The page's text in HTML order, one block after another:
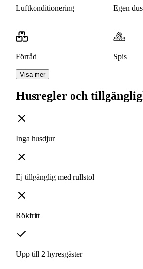
Luftkonditionering Egen
Förråd Spis
Visa mer
Husregler och
Inga husdjur
Ej tillgänglig med rullstol
Rökfritt
Upp till 2 hyresgäster